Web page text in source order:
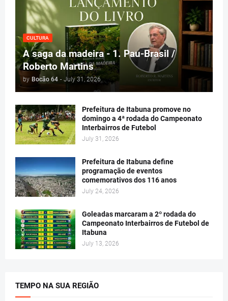
CULTURA
A saga da madeira - 1. Pau-Brasil /
Roberto Martins
by Bocão 64 - July 31, 2026
Prefeitura de Itabuna promove no
domingo a 4ª rodada do Campeonato
Interbairros de Futebol
July 31, 2026
Prefeitura de Itabuna define
programação de eventos
comemorativos dos 116 anos
July 24, 2026
Goleadas marcaram a 2º rodada do
Campeonato Interbairros de Futebol de
Itabuna
July 13, 2026
TEMPO NA SUA REGIÃO